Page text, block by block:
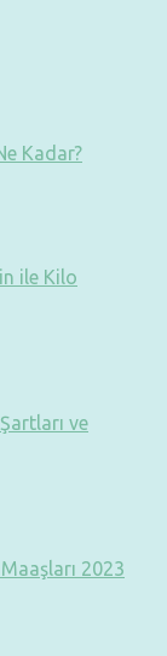
Kadar?
ile Kilo
ve
2023